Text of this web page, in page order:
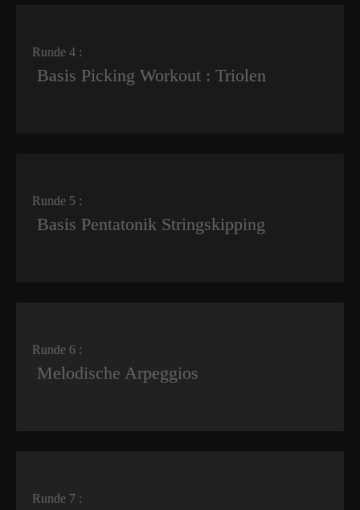
Runde 4 :
Basis Picking Workout : Triolen
Runde 5 :
Basis Pentatonik Stringskipping
Runde 6 :
Melodische Arpeggios
Runde 7 :